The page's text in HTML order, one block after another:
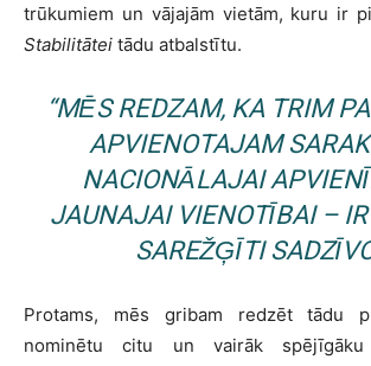
trūkumiem un vājajām vietām, kuru ir
Stabilitātei tādu atbalstītu.
“MĒS REDZAM, KA TRIM
APVIENOTAJAM
NACIONĀLAJAI
JAUNAJAI VIENOTĪBAI– IR
SAREŽĢĪTI
Protams, mēs gribam redzēt tādu
nominētu citu un vairāk